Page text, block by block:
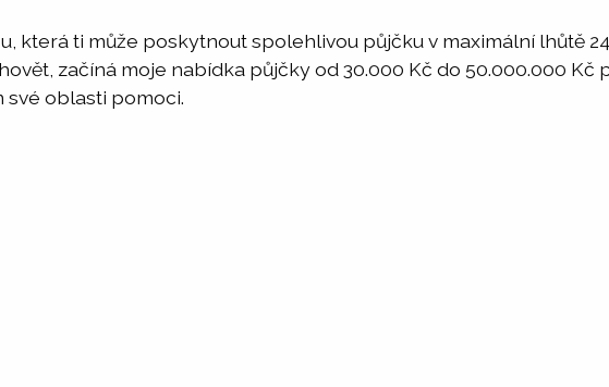
která ti může poskytnout spolehlivou půjčku v maximální lhůtě
začíná moje nabídka půjčky od 30.000 Kč do 50.000.000 Kč
své oblasti pomoci.